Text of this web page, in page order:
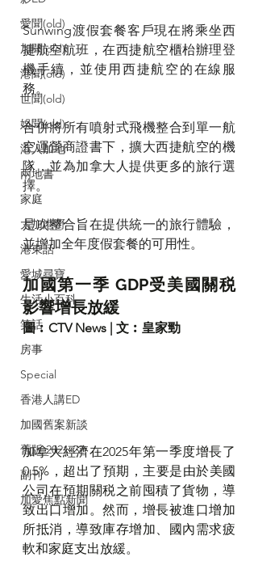
愛聞(old)
加聞(old)
港聞(old)
世聞(old)
娛聞(old)
港人加地
兩地書
家庭
大加港嘢
港東話
愛城尋寶
生活小百科
笑話
房事
Special
香港人講ED
加國舊案新談
舊版 2021-22
副刊
加愛焦點新聞
Sunwing渡假套餐客戶現在將乘坐西
捷航空航班，在西捷航空櫃枱辦理登
機手續，並使用西捷航空的在線服
務。
合併將所有噴射式飛機整合到單一航
空運營商證書下，擴大西捷航空的機
隊，並為加拿大人提供更多的旅行選
擇。
是次整合旨在提供統一的旅行體驗，
並增加全年度假套餐的可用性。
加國第一季 GDP受美國關税
影響增長放緩
圖︰CTV News | 文︰皇家勁
加拿大經濟在2025年第一季度增長了
0.5%，超出了預期，主要是由於美國
公司在預期關税之前囤積了貨物，導
致出口增加。然而，增長被進口增加
所抵消，導致庫存增加、國內需求疲
軟和家庭支出放緩。